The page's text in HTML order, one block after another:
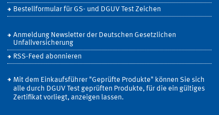
Bestellformular für GS- und DGUV Test Zeichen
Anmeldung Newsletter der Deutschen Gesetzlichen
Unfallversicherung
RSS-Feed abonnieren
Mit dem Einkaufsführer "Geprüfte Produkte" können Sie sich
alle durch DGUV Test geprüften Produkte, für die ein gültiges
Zertifikat vorliegt, anzeigen lassen.